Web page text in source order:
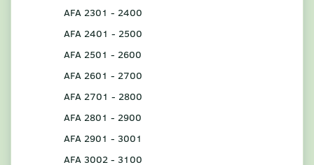
AFA 2301 - 2400
AFA 2401 - 2500
AFA 2501 - 2600
AFA 2601 - 2700
AFA 2701 - 2800
AFA 2801 - 2900
AFA 2901 - 3001
AFA 3002 - 3100